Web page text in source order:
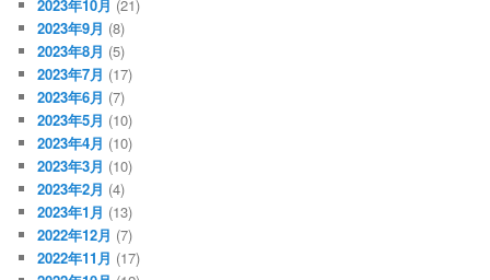
2023年10月 (21)
2023年9月 (8)
2023年8月 (5)
2023年7月 (17)
2023年6月 (7)
2023年5月 (10)
2023年4月 (10)
2023年3月 (10)
2023年2月 (4)
2023年1月 (13)
2022年12月 (7)
2022年11月 (17)